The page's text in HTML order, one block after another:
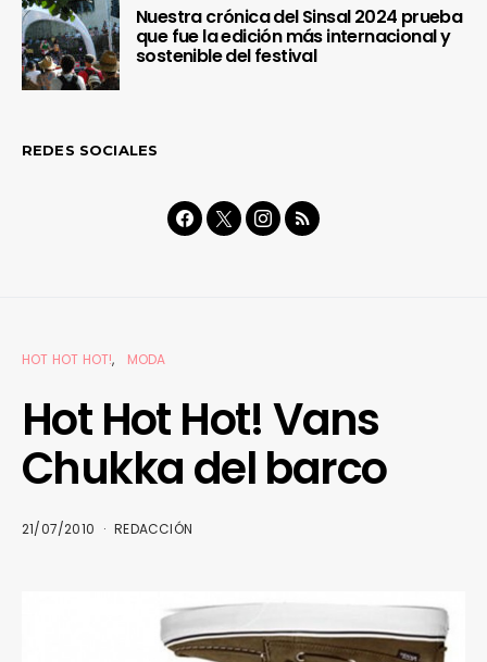
Nuestra crónica del Sinsal 2024 prueba
que fue la edición más internacional y
sostenible del festival
REDES SOCIALES
HOT HOT HOT! MODA
Hot Hot Hot! Vans
Chukka del barco
21/07/2010 REDACCIÓN